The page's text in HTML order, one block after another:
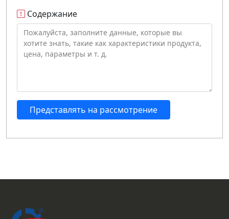
Содержание
Представлять на рассмотрение